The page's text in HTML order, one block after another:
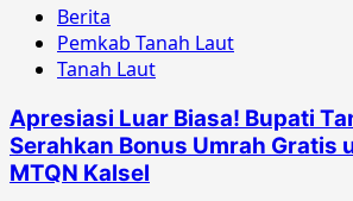
Berita
Pemkab Tanah Laut
Tanah Laut
Apresiasi Luar Biasa! Bupati
Serahkan Bonus Umrah Gratis
MTQN Kalsel